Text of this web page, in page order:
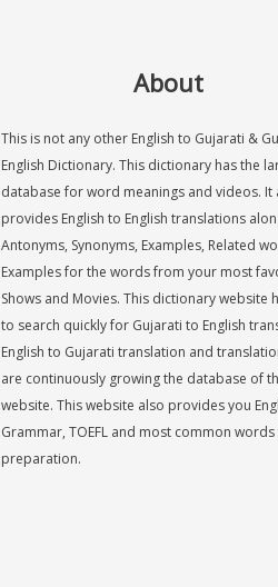
About
This is not any other English to Gujarati &
English Dictionary. This dictionary has the
database for word meanings and videos. It
provides English to English translations
Antonyms, Synonyms, Examples, Related
Examples for the words from your most
Shows and Movies. This dictionary website
to search quickly for Gujarati to English
English to Gujarati translation and
are continuously growing the database of
website. This website also provides you
Grammar, TOEFL and most common
preparation.